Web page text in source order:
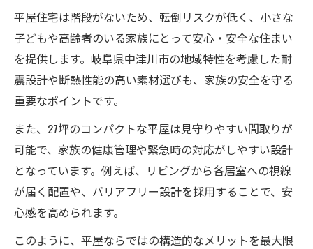
平屋住宅は階段がないため、転倒リスクが低く、小さな
子どもや高齢者のいる家族にとって安心・安全な住まい
を提供します。岐阜県中津川市の地域特性を考慮した耐
震設計や断熱性能の高い素材選びも、家族の安全を守る
重要なポイントです。
また、27坪のコンパクトな平屋は見守りやすい間取りが
可能で、家族の健康管理や緊急時の対応がしやすい設計
となっています。例えば、リビングから各居室への視線
が届く配置や、バリアフリー設計を採用することで、安
心感を高められます。
このように、平屋ならではの構造的なメリットを最大限